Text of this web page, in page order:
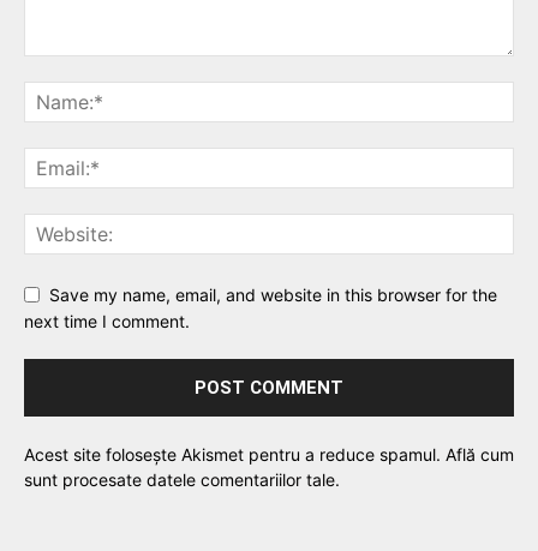
Save my name, email, and website in this browser for the
next time I comment.
Acest site folosește Akismet pentru a reduce spamul. Află cum
sunt procesate datele comentariilor tale.